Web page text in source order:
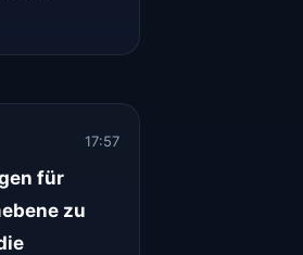
17:57
für
zu